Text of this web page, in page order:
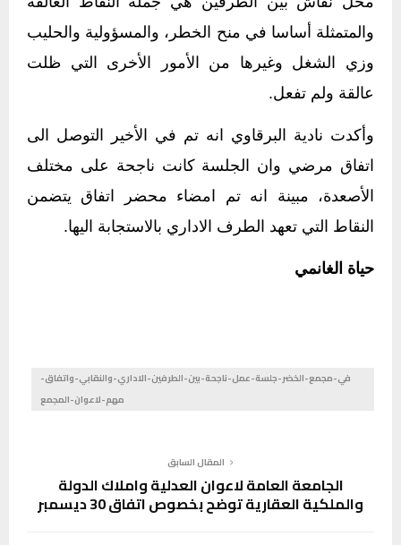
والمتمثلة أساسا في منح الخطر، والمسؤولية والحليب
وزي الشغل وغيرها من الأمور الأخرى التي ظلت
عالقة ولم تفعل.
وأكدت نادية البرقاوي انه تم في الأخير التوصل الى
اتفاق مرضي وان الجلسة كانت ناجحة على مختلف
الأصعدة، مبينة انه تم امضاء محضر اتفاق يتضمن
النقاط التي تعهد الطرف الاداري بالاستجابة اليها.
حياة الغانمي
في-مجمع-الخضر-جلسة-عمل-ناجحة-بين-الطرفين-الاداري-والنقابي-واتفاق-
مهم-لاعوان-المجمع
المقال السابق
الجامعة العامة لاعوان العدلية واملاك الدولة
والملكية العقارية توضح بخصوص اتفاق 30 ديسمبر